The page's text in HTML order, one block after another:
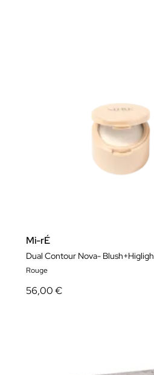
Mi-rÉ
Dual Contour Nova- Blush+Higligh
Rouge
56,00 €